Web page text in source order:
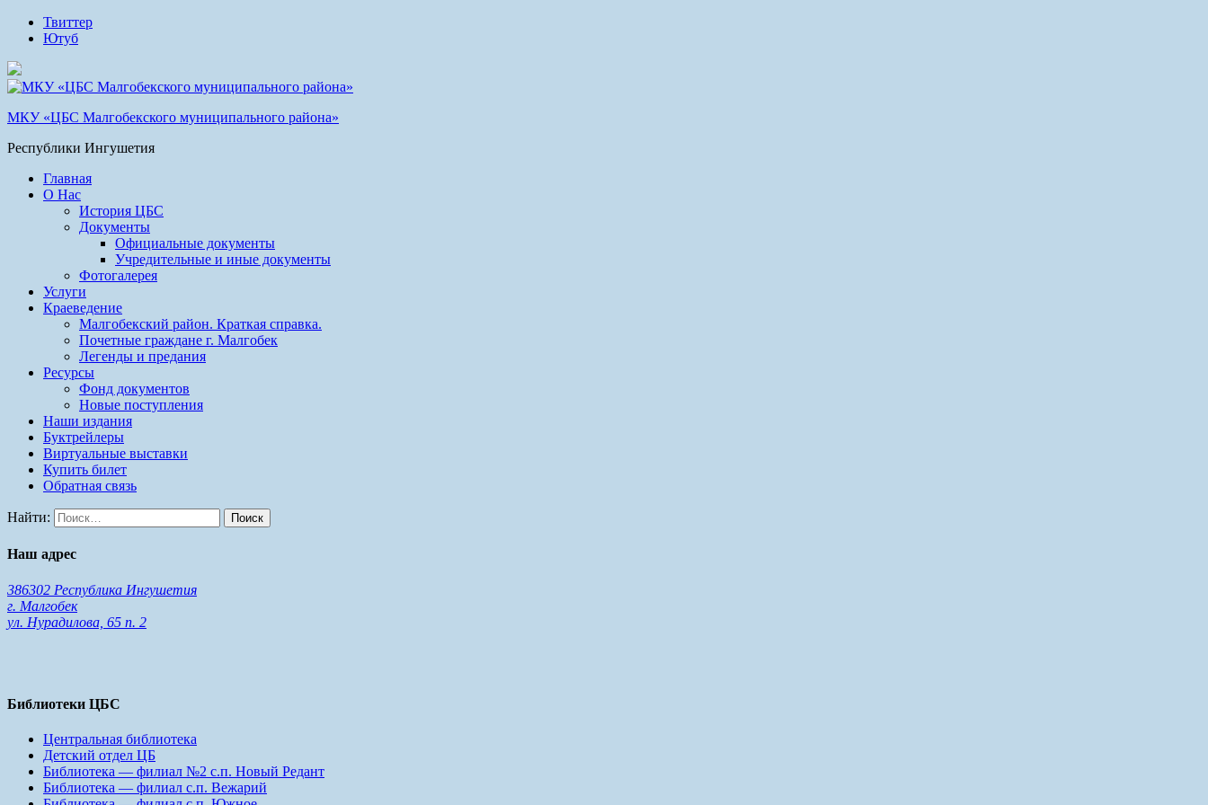
Твиттер
Ютуб
МКУ «ЦБС Малгобекского муниципального района»
Республики Ингушетия
Главная
О Нас
История ЦБС
Документы
Официальные документы
Учредительные и иные документы
Фотогалерея
Услуги
Краеведение
Малгобекский район. Краткая справка.
Почетные граждане г. Малгобек
Легенды и предания
Ресурсы
Фонд документов
Новые поступления
Наши издания
Буктрейлеры
Виртуальные выставки
Купить билет
Обратная связь
Найти:
Наш адрес
386302 Республика Ингушетия
г. Малгобек
ул. Нурадилова, 65 п. 2
Библиотеки ЦБС
Центральная библиотека
Детский отдел ЦБ
Библиотека — филиал №2 с.п. Новый Редант
Библиотека — филиал с.п. Вежарий